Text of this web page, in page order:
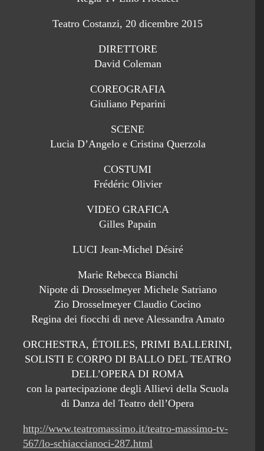
Teatro Costanzi, 20 dicembre 2015
DIRETTORE
David Coleman
COREOGRAFIA
Giuliano Peparini
SCENE
Lucia D’Angelo e Cristina Querzola
COSTUMI
Frédéric Olivier
VIDEO GRAFICA
Gilles Papain
LUCI Jean-Michel Désiré
Marie Rebecca Bianchi
Nipote di Drosselmeyer Michele Satriano
Zio Drosselmeyer Claudio Cocino
Regina dei fiocchi di neve Alessandra Amato
ORCHESTRA, ÉTOILES, PRIMI BALLERINI,
SOLISTI E CORPO DI BALLO DEL TEATRO
DELL’OPERA DI ROMA
con la partecipazione degli Allievi della Scuola
di Danza del Teatro dell’Opera
http://www.teatromassimo.it/teatro-massimo-tv-
567/lo-schiaccianoci-287.html